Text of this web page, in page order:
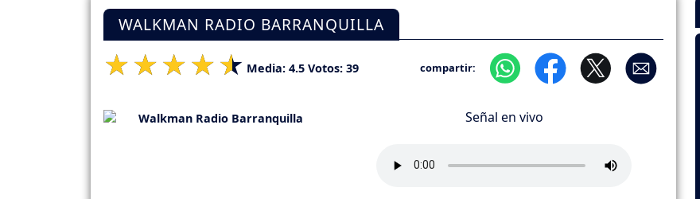
WALKMAN RADIO BARRANQUILLA
Media: 4.5 Votos: 39 compartir:
Señal en vivo